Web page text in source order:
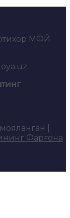
МФЙ
|
Фарғона